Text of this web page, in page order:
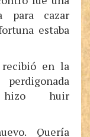
para cazar
estaba
en la
huir
Quería